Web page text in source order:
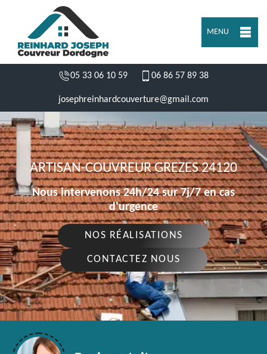
MENU
05 33 06 10 59 06 86 57 89 38
josephreinhardcouverture@gmail.com
ARTISAN-COUVREUR GREZES 24120
Nous intervenons 24h/24 sur 7j/7 en cas
d'urgence
NOS RÉALISATIONS
CONTACTEZ NOUS